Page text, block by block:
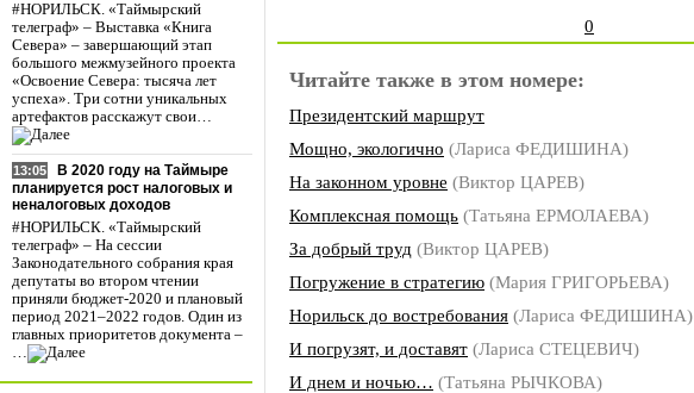
#НОРИЛЬСК. «Таймырский
телеграф» – Выставка «Книга
Севера» – завершающий этап
большого межмузейного проекта
«Освоение Севера: тысяча лет
успеха». Три сотни уникальных
артефактов расскажут свои…
13:05
В 2020 году на Таймыре
планируется рост налоговых и
неналоговых доходов
#НОРИЛЬСК. «Таймырский
телеграф» – На сессии
Законодательного собрания края
депутаты во втором чтении
приняли бюджет-2020 и плановый
период 2021–2022 годов. Один из
главных приоритетов документа –
…
0
Читайте также в этом номере:
Президентский маршрут
Мощно, экологично (Лариса ФЕДИШИНА)
На законном уровне (Виктор ЦАРЕВ)
Комплексная помощь (Татьяна ЕРМОЛАЕВА)
За добрый труд (Виктор ЦАРЕВ)
Погружение в стратегию (Мария ГРИГОРЬЕВА)
Норильск до востребования (Лариса ФЕДИШИНА)
И погрузят, и доставят (Лариса СТЕЦЕВИЧ)
И днем и ночью… (Татьяна РЫЧКОВА)